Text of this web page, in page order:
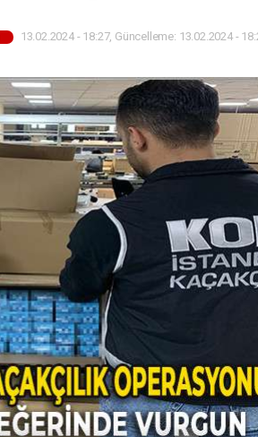
13.02.2024 - 18:27, Güncelleme: 13.02.2024 -